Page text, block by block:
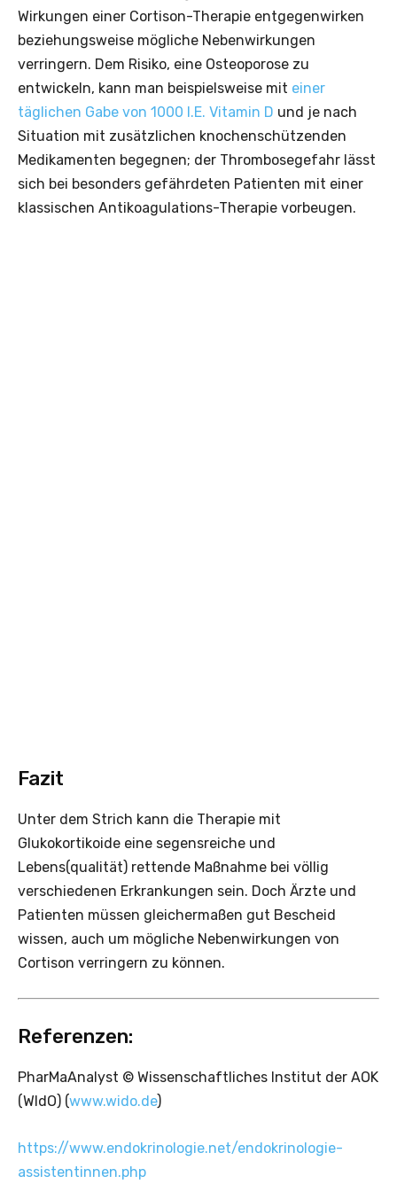
Wirkungen einer Cortison-Therapie entgegenwirken
beziehungsweise mögliche Nebenwirkungen
verringern. Dem Risiko, eine Osteoporose zu
entwickeln, kann man beispielsweise mit einer
täglichen Gabe von 1000 I.E. Vitamin D und je nach
Situation mit zusätzlichen knochenschützenden
Medikamenten begegnen; der Thrombosegefahr lässt
sich bei besonders gefährdeten Patienten mit einer
klassischen Antikoagulations-Therapie vorbeugen.
Fazit
Unter dem Strich kann die Therapie mit
Glukokortikoide eine segensreiche und
Lebens(qualität) rettende Maßnahme bei völlig
verschiedenen Erkrankungen sein. Doch Ärzte und
Patienten müssen gleichermaßen gut Bescheid
wissen, auch um mögliche Nebenwirkungen von
Cortison verringern zu können.
Referenzen:
PharMaAnalyst © Wissenschaftliches Institut der AOK
(WIdO) (www.wido.de)
https://www.endokrinologie.net/endokrinologie-
assistentinnen.php